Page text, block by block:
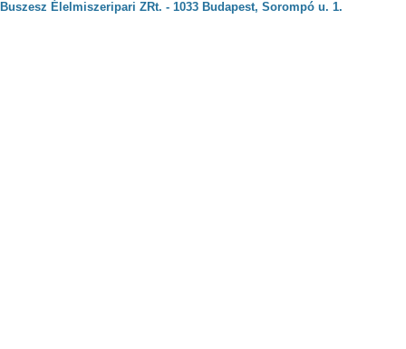
Buszesz Élelmiszeripari ZRt. - 1033 Budapest, Sorompó u. 1.